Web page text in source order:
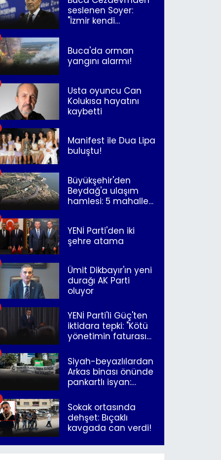
seslenen Soyer:
"İzmir kendi
Buca'da orman
yangını alarmı!
Usta oyuncu Can
Kolukısa hayatını
kaybetti
Manifest ile Dua Lipa
buluştu!
Büyükşehir'den
Beydağ'a ulaşım
hamlesi: 5 mahalle
YENİ Parti'den iki
şehre atama
Ümit Dikbayır'ın yeni
durağı AK Parti
oluyor
YENİ Parti'li Güç'ten
iktidara tepki: "Kötü
yönetimin faturasını
Siyah-beyazlılardan
Arkas binası önünde
pankartlı isyan:
İzmir"
Sokak ortasında
dehşet: Bıçaklı
kavgada can verdi!